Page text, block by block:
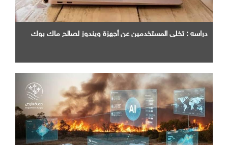
دراسه : تخلي المستخدمين عن أجهزة ويندوز لصالح ماك بوك